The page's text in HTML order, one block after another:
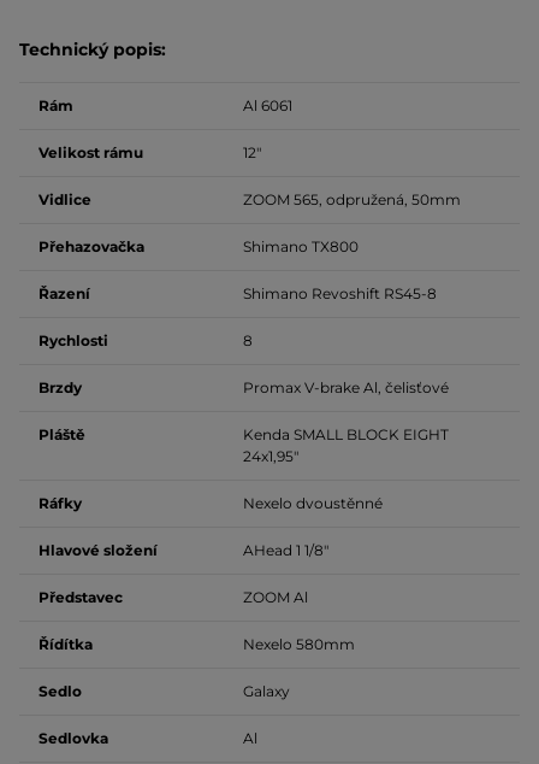
Technický popis:
Rám Al 6061
Velikost rámu 12"
Vidlice ZOOM 565, odpružená, 50mm
Přehazovačka Shimano TX800
Řazení Shimano Revoshift RS45-8
Rychlosti 8
Brzdy Promax V-brake Al, čelisťové
Pláště
Kenda SMALL BLOCK EIGHT
24x1,95"
Ráfky Nexelo dvoustěnné
Hlavové složení AHead 1 1/8"
Představec ZOOM Al
Řídítka Nexelo 580mm
Sedlo Galaxy
Sedlovka Al